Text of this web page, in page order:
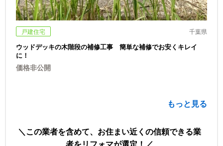
戸建住宅 千葉県
ウッドデッキの木階段の補修工事 簡単な補修でお安くキレイ
に！
価格非公開
もっと見る
この業者を含めて、お住まい近くの信頼できる業